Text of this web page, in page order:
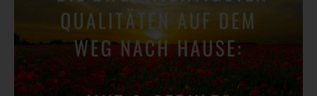
Qualitäten
dem
Weg
nach
Hause…